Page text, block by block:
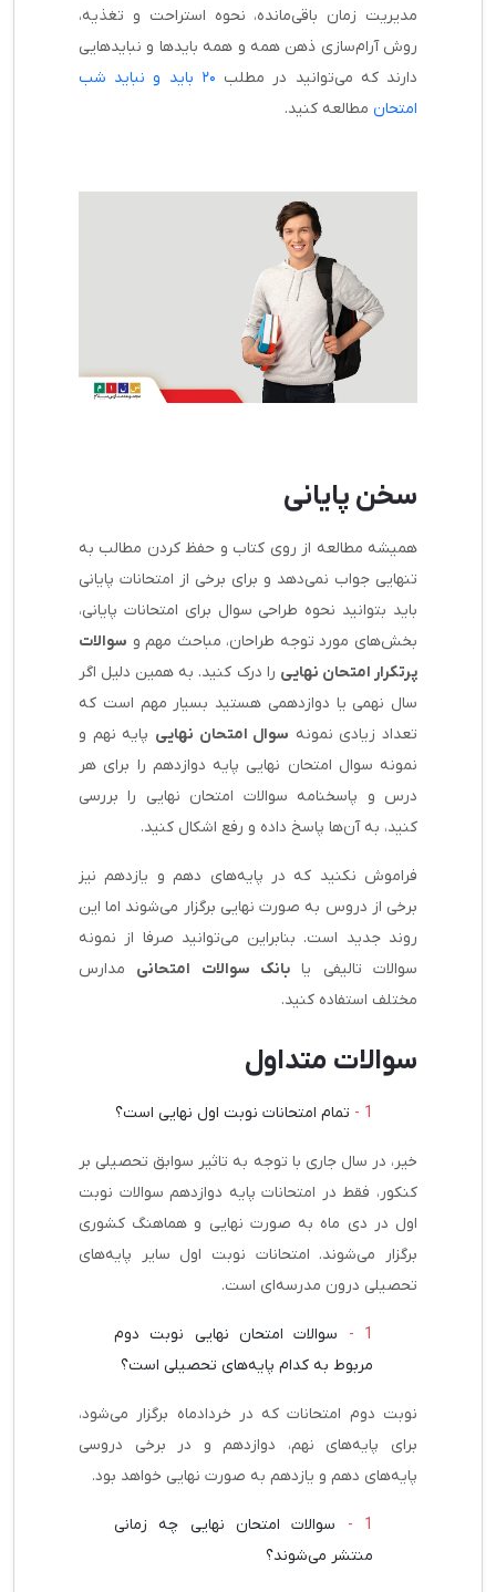
مدیریت زمان باقی‌مانده، نحوه استراحت و تغذیه،
روش آرام‌سازی ذهن همه و همه بایدها و نبایدهایی
دارند که می‌توانید در مطلب
۲۰ باید و نباید شب
امتحان مطالعه کنید.
سخن پایانی
همیشه مطالعه از روی کتاب و حفظ کردن مطالب به
تنهایی جواب نمی‌دهد و برای برخی از امتحانات پایانی
باید بتوانید نحوه طراحی سوال برای امتحانات پایانی،
بخش‌های مورد توجه طراحان، مباحث مهم و سوالات
پرتکرار امتحان نهایی را درک کنید. به همین دلیل اگر
سال نهمی یا دوازدهمی هستید بسیار مهم است که
تعداد زیادی نمونه سوال امتحان نهایی پایه نهم و
نمونه سوال امتحان نهایی پایه دوازدهم را برای هر
درس و پاسخنامه سوالات امتحان نهایی را بررسی
کنید، به آن‌ها پاسخ داده و رفع اشکال کنید.
فراموش نکنید که در پایه‌های دهم و یازدهم نیز
برخی از دروس به صورت نهایی برگزار می‌شوند اما این
روند جدید است. بنابراین می‌توانید صرفا از نمونه
سوالات تالیفی یا بانک سوالات امتحانی مدارس
مختلف استفاده کنید.
سوالات متداول
تمام امتحانات نوبت اول نهایی است؟
خیر، در سال جاری با توجه به تاثیر سوابق تحصیلی بر
کنکور، فقط در امتحانات پایه دوازدهم سوالات نوبت
اول در دی ماه به صورت نهایی و هماهنگ کشوری
برگزار می‌شوند. امتحانات نوبت اول سایر پایه‌های
تحصیلی درون مدرسه‌ای است.
سوالات امتحان نهایی نوبت دوم
مربوط به کدام پایه‌های تحصیلی است؟
نوبت دوم امتحانات که در خردادماه برگزار می‌شود،
برای پایه‌های نهم، دوازدهم و در برخی دروسی
پایه‌های دهم و یازدهم به صورت نهایی خواهد بود.
سوالات امتحان نهایی چه زمانی
منتشر می‌شوند؟